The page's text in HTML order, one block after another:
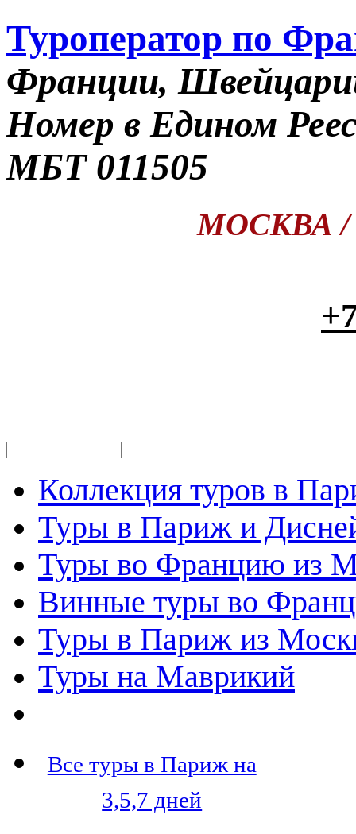
Туроператор по
Франции,
Номер в Едином
МБТ 011505
МОСКВА /
Коллекция туров в
Туры в Париж и
Туры во Францию из
Винные туры во
Туры в Париж из
Туры на Маврикий
Все туры в Париж на
3,5,7 дней